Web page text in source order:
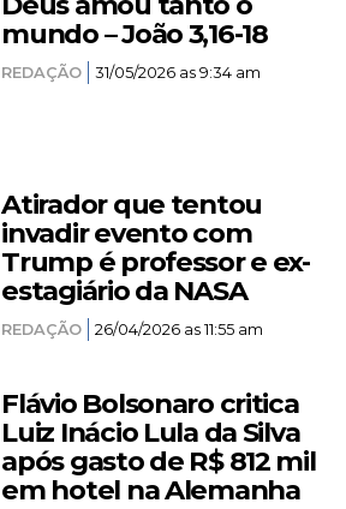
mundo – João 3,16-18
REDAÇÃO 31/05/2026 as 9:34 am
Atirador que tentou
invadir evento com
Trump é professor e ex-
estagiário da NASA
REDAÇÃO 26/04/2026 as 11:55 am
Flávio Bolsonaro critica
Luiz Inácio Lula da Silva
após gasto de R$ 812 mil
em hotel na Alemanha